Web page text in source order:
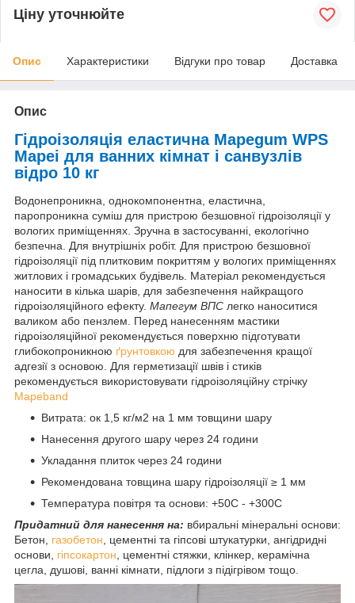
Ціну уточнюйте
Опис Характеристики Відгуки про товар Доставка
Опис
Гідроізоляція еластичнаMapegum WPS
Mapei для ванних кімнат і санвузлів
відро 10 кг
Водонепроникна, однокомпонентна, еластична,
паропроникна суміш для пристрою безшовної гідроізоляції у
вологих приміщеннях. Зручна в застосуванні, екологічно
безпечна. Для внутрішніх робіт. Для пристрою безшовної
гідроізоляції під плитковим покриттям у вологих приміщеннях
житлових і громадських будівель. Матеріал рекомендується
наносити в кілька шарів, для забезпечення найкращого
гідроізоляційного ефекту. Мапегум ВПС легко наноситися
валиком або пензлем. Перед нанесенням мастики
гідроізоляційної рекомендується поверхню підготувати
глибокопроникною ґрунтовкою для забезпечення кращої
адгезії з основою. Для герметизації швів і стиків
рекомендується використовувати гідроізоляційну стрічку
Mapeband
Витрата: ок 1,5 кг/м2 на 1 мм товщини шару
Нанесення другого шару через 24 години
Укладання плиток через 24 години
Рекомендована товщина шару гідроізоляції ≥ 1 мм
Температура повітря та основи: +50С - +300С
Придатний для нанесення на: вбиральні мінеральні основи:
Бетон, газобетон, цементні та гіпсові штукатурки, ангідридні
основи, гіпсокартон, цементні стяжки, клінкер, керамічна
цегла, душові, ванні кімнати, підлоги з підігрівом тощо.